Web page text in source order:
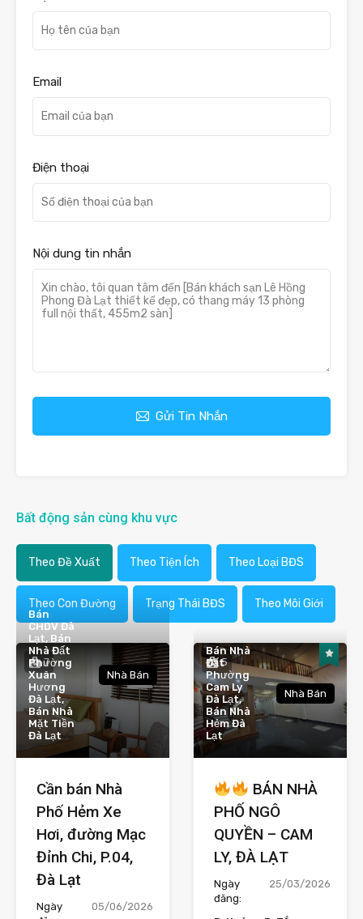
Email
Điện thoại
Nội dung tin nhắn
Gửi Tin Nhắn
Bất động sản cùng khu vực
Theo Đề Xuất Theo Tiện Ích Theo Loại BĐS
Theo Con Đường Trạng Thái BĐS Theo Môi Giới
7
Bán
CHDV Đà
Lạt, Bán
Nhà Đất
Phường
Xuân
Hương
Đà Lạt,
Bán Nhà
Mặt Tiền
Đà Lạt
Nhà Bán
Cần bán Nhà
Phố Hẻm Xe
Hơi, đường Mạc
Đỉnh Chi, P.04,
Đà Lạt
Ngày
05/06/2026
5
Bán Nhà
Đất
Phường
Cam Ly
Đà Lạt,
Bán Nhà
Hẻm Đà
Lạt
Nhà Bán
BÁN NHÀ
PHỐ NGÔ
QUYỀN – CAM
LY, ĐÀ LẠT
Ngày
đăng:
25/03/2026